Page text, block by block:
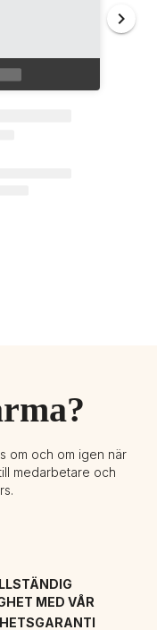
om och om igen när
medarbetare och
MED VÅR